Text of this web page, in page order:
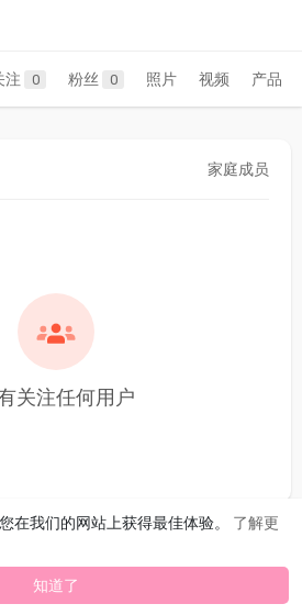
在我们的网站上获得最佳体验。 了解更
知道了
注 0 粉丝 0 照片 视频 产品
家庭成员
关注任何用户